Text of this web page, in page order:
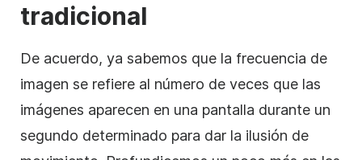
tradicional
De acuerdo, ya sabemos que la frecuencia de
imagen se refiere al número de veces que las
imágenes aparecen en una pantalla durante un
segundo determinado para dar la ilusión de